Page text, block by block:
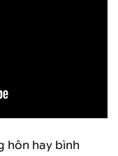
hôn hay bình